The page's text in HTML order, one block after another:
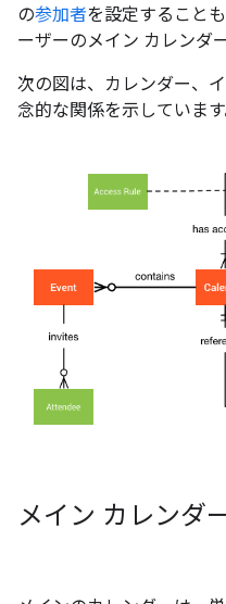
の参加者を設定すること
ーザーのメイン カレンダ
次の図は、カレンダー、
念的な関係を示しています
メイン カレンダ